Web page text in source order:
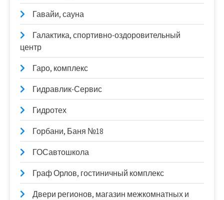
Гавайи, сауна
Галактика, спортивно-оздоровительный
центр
Гаро, комплекс
Гидравлик-Сервис
Гидротех
Горбани, Баня №18
ГОСавтошкола
Граф Орлов, гостиничный комплекс
Двери регионов, магазин межкомнатных и